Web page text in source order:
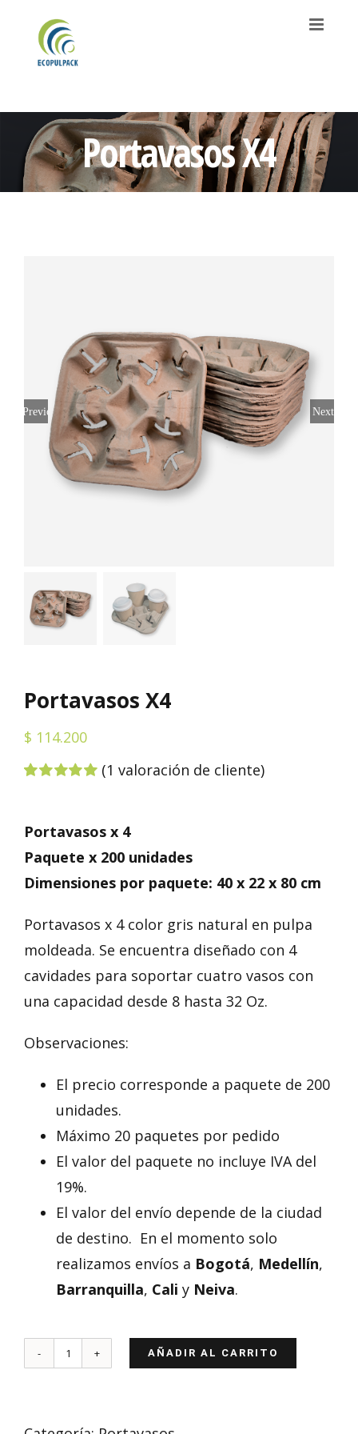
contenido
Portavasos X4
Previous Next
Portavasos X4
$ 114.200
valoración
de un cliente
(1 valoración de cliente)
Portavasos x 4
Paquete x 200 unidades
Dimensiones por paquete: 40 x 22 x 80 cm
Portavasos x 4 color gris natural en pulpa
moldeada. Se encuentra diseñado con 4
cavidades para soportar cuatro vasos con
una capacidad desde 8 hasta 32 Oz.
Observaciones:
El precio corresponde a paquete de 200
unidades.
Máximo 20 paquetes por pedido
El valor del paquete no incluye IVA del
19%.
El valor del envío depende de la ciudad
de destino. En el momento solo
realizamos envíos a Bogotá, Medellín,
Barranquilla, Cali y Neiva.
Portavasos
AÑADIR AL CARRITO